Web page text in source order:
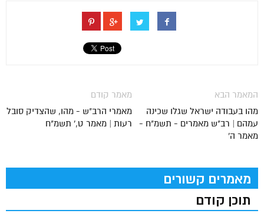
מאמר קודם
מאמרי הרב"ש - מהו, שהצדיק סובל
רעות | מאמר ט,' תשמ"ח
המאמר הבא
מהו בעבודה ישראל שגלו שכינה
עמהם | רב"ש מאמרים - תשמ"ח -
מאמר ה'
מאמרים קשורים
תוכן קודם